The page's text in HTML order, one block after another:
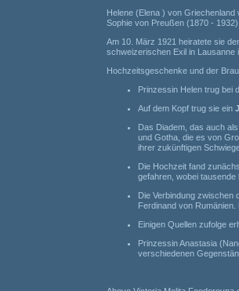
Helene (Elena ) von
Sophie von Preußen (1870 -
Am 10. März 1921 heiratete sie
schweizerischen Exil in Lausanne
Hochzeitsgeschenke und der
Prinzessin Helen trug bei
Auf dem Kopf trug sie ein
Das Diadem, das auch
und Gotha, die es von
ihrer zukünftigen
Die Hochzeit fand
gefahren, wobei
Die Verbindung zwischen
Ferdinand von
Einigen Quellen zufolge
Prinzessin Anastasia
verschiedenen